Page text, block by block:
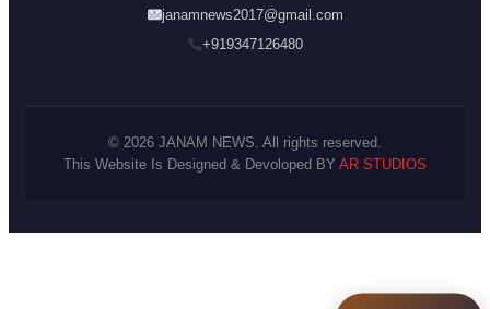
janamnews2017@gmail.com
+919347126480
© 2026 JANAM NEWS. All rights reserved.
This Website Is Designed & Devoloped BY AR STUDIOS